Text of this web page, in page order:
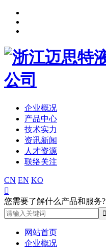
企业概况
产品中心
技术实力
资讯新闻
人才资源
联络关注
CN EN KO

您需要了解什么产品和服务?
网站首页
企业概况